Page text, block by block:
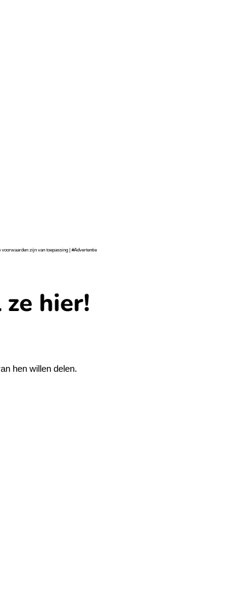
zijn van toepassing | #Advertentie
hier!
hen willen delen.